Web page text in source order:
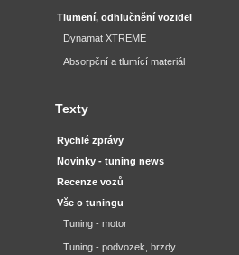
Tlumení, odhlučnění vozidel
Dynamat XTREME
Absorpční a tlumící materiál
Texty
Rychlé zprávy
Novinky - tuning news
Recenze vozů
Vše o tuningu
Tuning - motor
Tuning - podvozek, brzdy